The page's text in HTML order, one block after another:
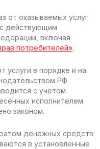
от оказываемых услуг
действующим
включая
потребителей».
услуги в порядке и на
РФ.
с учётом
исполнителем
законом.
денежных средств
в установленные